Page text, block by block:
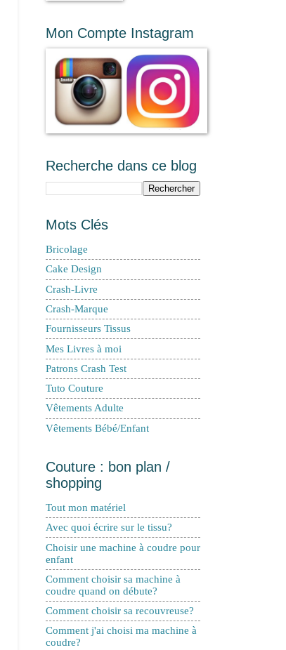
Mon Compte Instagram
Recherche dans ce blog
Mots Clés
Bricolage
Cake Design
Crash-Livre
Crash-Marque
Fournisseurs Tissus
Mes Livres à moi
Patrons Crash Test
Tuto Couture
Vêtements Adulte
Vêtements Bébé/Enfant
Couture : bon plan /
shopping
Tout mon matériel
Avec quoi écrire sur le tissu?
Choisir une machine à coudre pour
enfant
Comment choisir sa machine à
coudre quand on débute?
Comment choisir sa recouvreuse?
Comment j'ai choisi ma machine à
coudre?